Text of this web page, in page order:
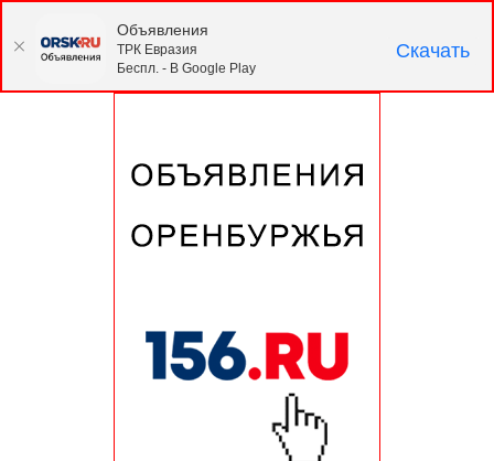
Объявления
ТРК Евразия
Беспл. - В Google Play
Скачать